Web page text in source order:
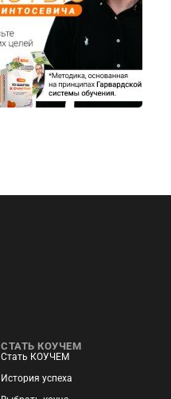
СТАТЬ КОУЧЕМ
Стать КОУЧЕМ
История успеха